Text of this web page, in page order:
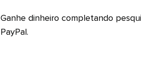
Ganhe dinheiro completando
PayPal.